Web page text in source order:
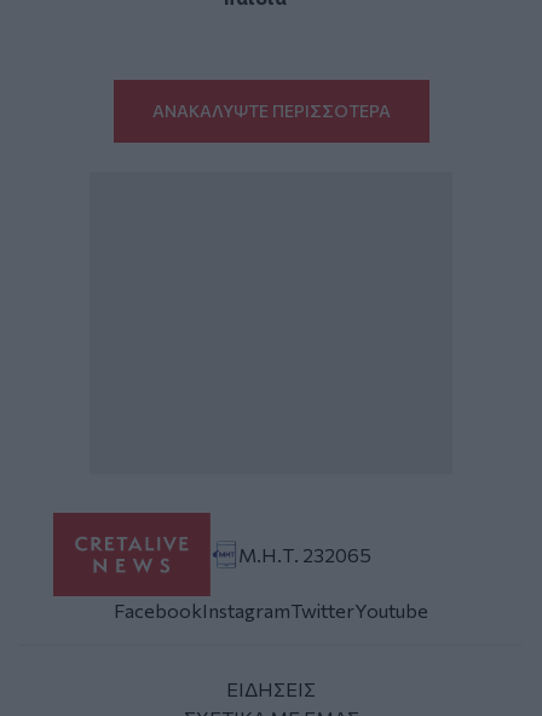
ΑΝΑΚΑΛΥΨΤΕ ΠΕΡΙΣΣΟΤΕΡΑ
Μ.Η.Τ. 232065
FacebookInstagramTwitterYoutube
ΕΙΔΗΣΕΙΣ